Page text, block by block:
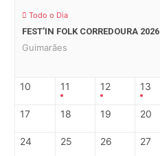
Todo o Dia
FEST’IN FOLK CORREDOURA 2026
Guimarães
10 11 12 13
17 18 19 20
24 25 26 27